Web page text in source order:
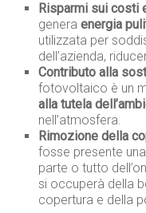
Risparmi sui costi
generaenergia
utilizzata per
dell’azienda,
Contributo alla
fotovoltaico è un
alla tutela
nell’atmosfera.
Rimozione della
fosse presente
parte o tutto
si occuperà della
copertura e della